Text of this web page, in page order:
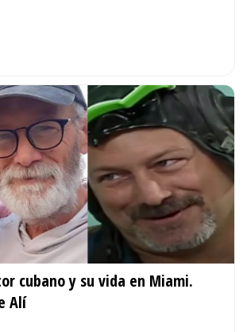
cubano y su vida en Miami.
Alí